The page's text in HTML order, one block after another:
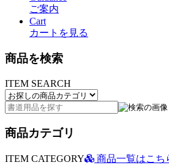
ご案内
Cart
カートを見る
商品を検索
ITEM SEARCH
商品カテゴリ
ITEM CATEGORY
商品一覧はこち